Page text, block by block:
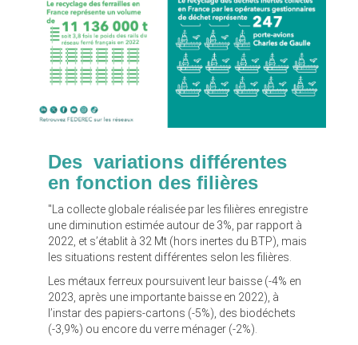
Des variations différentes
en fonction des filières
"La collecte globale réalisée par les filières enregistre
une diminution estimée autour de 3%, par rapport à
2022, et s’établit à 32 Mt (hors inertes du BTP), mais
les situations restent différentes selon les filières.
Les métaux ferreux poursuivent leur baisse (-4% en
2023, après une importante baisse en 2022), à
l’instar des papiers-cartons (-5%), des biodéchets
(-3,9%) ou encore du verre ménager (-2%).